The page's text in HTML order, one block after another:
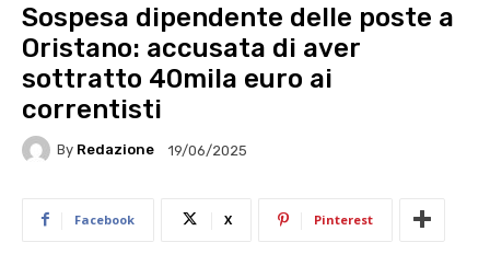
Sospesa dipendente delle poste a
Oristano: accusata di aver
sottratto 40mila euro ai
correntisti
By Redazione 19/06/2025
Facebook X Pinterest